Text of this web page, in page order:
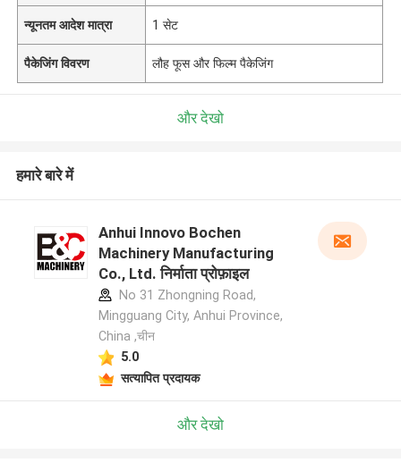
न्यूनतम आदेश मात्रा 1 सेट
पैकेजिंग विवरण लौह फूस और फिल्म पैकेजिंग
और देखो
हमारे बारे में
Anhui Innovo Bochen
Machinery Manufacturing
Co., Ltd. निर्माता प्रोफ़ाइल
No 31 Zhongning Road,
Mingguang City, Anhui Province,
China ,चीन
5.0
सत्यापित प्रदायक
और देखो